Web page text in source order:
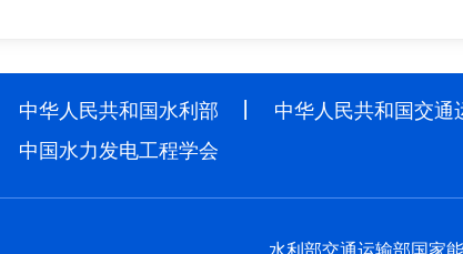
中华人民共和国水利部 中华人民共和国交通
中国水力发电工程学会